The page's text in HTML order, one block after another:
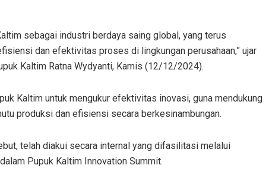
sebagai industri berdaya saing global, yang terus
dan efektivitas proses di lingkungan perusahaan,” ujar
Kaltim Ratna Wydyanti, Kamis (12/12/2024).
Kaltim untuk mengukur efektivitas inovasi, guna mendukung
produksi dan efisiensi secara berkesinambungan.
telah diakui secara internal yang difasilitasi melalui
Pupuk Kaltim Innovation Summit.